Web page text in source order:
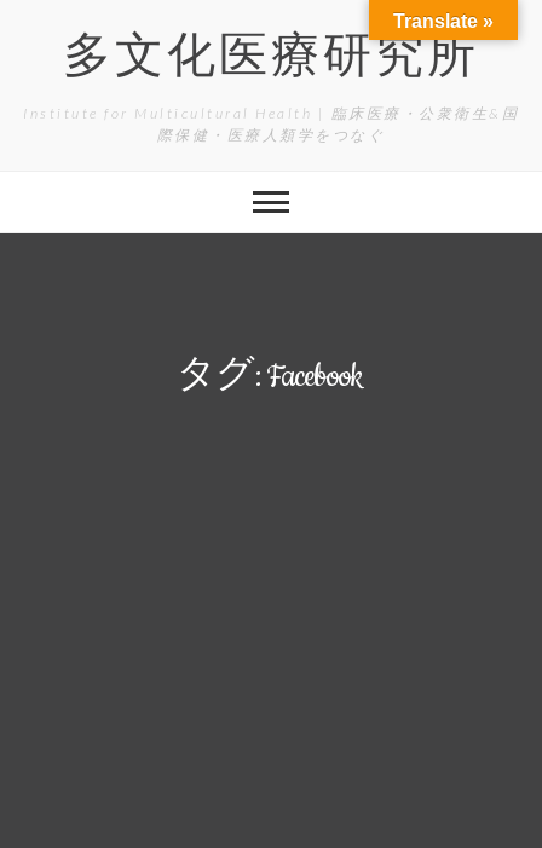
content多文化医療研究所
Institute for Multicultural Health | 臨床医療・公衆衛生&国
際保健・医療人類学をつなぐ
タグ:Facebook
Translate »